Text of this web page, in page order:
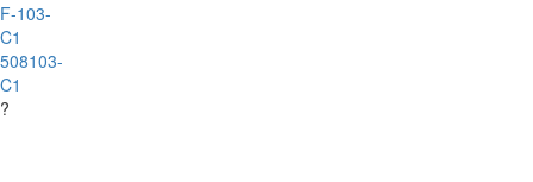
F-103-
C1
508103-
C1
?